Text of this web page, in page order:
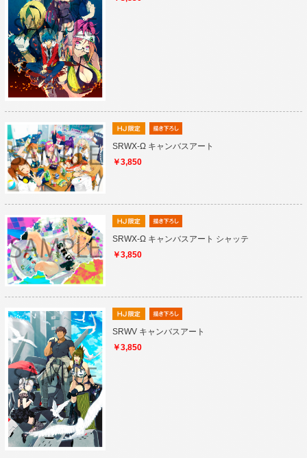
SRWX-Ω キャンバスアート
￥3,850
SRWX-Ω キャンバスアート シャッテ
￥3,850
SRWV キャンバスアート
￥3,850